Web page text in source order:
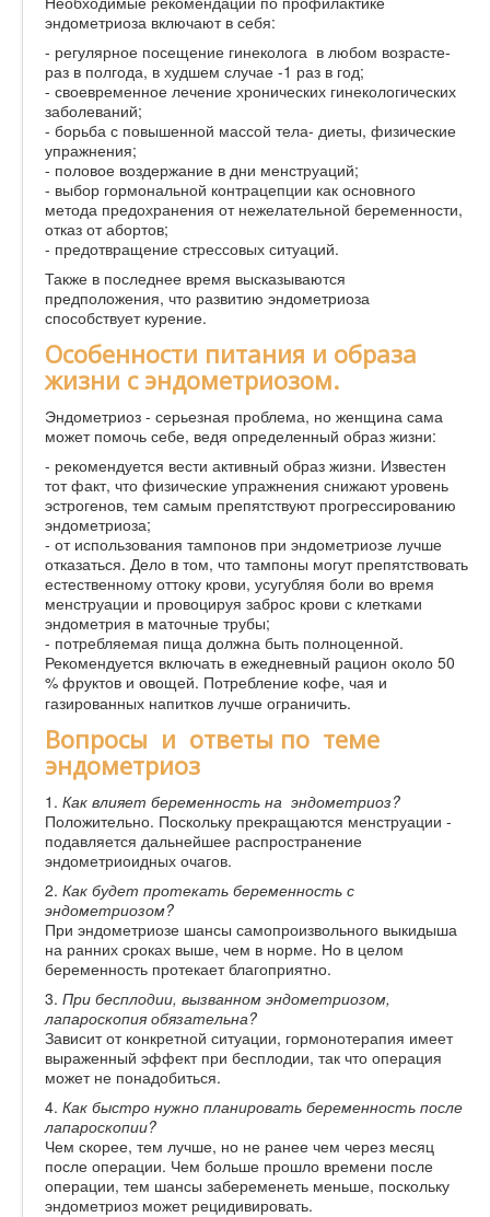
эндометриоза включают в себя:
- регулярное посещение гинеколога в любом возрасте-
раз в полгода, в худшем случае -1 раз в год;
- своевременное лечение хронических гинекологических
заболеваний;
- борьба с повышенной массой тела- диеты, физические
упражнения;
- половое воздержание в дни менструаций;
- выбор гормональной контрацепции как основного
метода предохранения от нежелательной беременности,
отказ от абортов;
- предотвращение стрессовых ситуаций.
Также в последнее время высказываются
предположения, что развитию эндометриоза
способствует курение.
Особенности питания и образа
жизни с эндометриозом.
Эндометриоз - серьезная проблема, но женщина сама
может помочь себе, ведя определенный образ жизни:
- рекомендуется вести активный образ жизни. Известен
тот факт, что физические упражнения снижают уровень
эстрогенов, тем самым препятствуют прогрессированию
эндометриоза;
- от использования тампонов при эндометриозе лучше
отказаться. Дело в том, что тампоны могут препятствовать
естественному оттоку крови, усугубляя боли во время
менструации и провоцируя заброс крови с клетками
эндометрия в маточные трубы;
- потребляемая пища должна быть полноценной.
Рекомендуется включать в ежедневный рацион около 50
% фруктов и овощей. Потребление кофе, чая и
газированных напитков лучше ограничить.
Вопросы и ответы по теме
эндометриоз
1. Как влияет беременность на эндометриоз?
Положительно. Поскольку прекращаются менструации -
подавляется дальнейшее распространение
эндометриоидных очагов.
2. Как будет протекать беременность с
эндометриозом?
При эндометриозе шансы самопроизвольного выкидыша
на ранних сроках выше, чем в норме. Но в целом
беременность протекает благоприятно.
3. При бесплодии, вызванном эндометриозом,
лапароскопия обязательна?
Зависит от конкретной ситуации, гормонотерапия имеет
выраженный эффект при бесплодии, так что операция
может не понадобиться.
4. Как быстро нужно планировать беременность после
лапароскопии?
Чем скорее, тем лучше, но не ранее чем через месяц
после операции. Чем больше прошло времени после
операции, тем шансы забеременеть меньше, поскольку
эндометриоз может рецидивировать.